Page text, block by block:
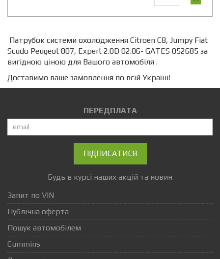
Патрубок системи охолодження Citroen C8, Jumpy Fiat
Scudo Peugeot 807, Expert 2.0D 02.06- GATES 052685 за
вигідною ціною для Вашого автомобіля .
Доставимо ваше замовлення по всій Україні!
ПЕРЕДПЛАТА
ПІДПИСАТИСЯ
Будь в курсі наших акцій та новин
Запит по VIN
Публічна оферта
Пошук автомобілем
Cummins